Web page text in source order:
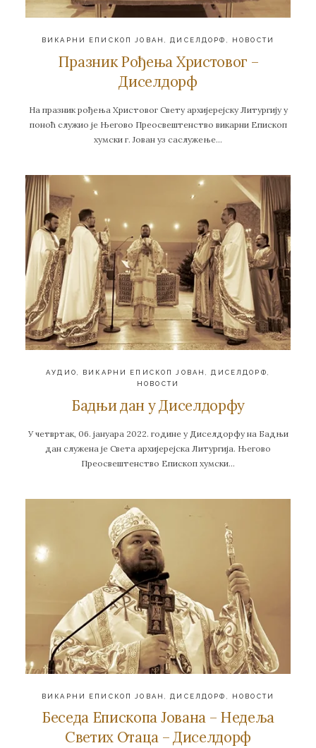
ВИКАРНИ ЕПИСКОП ЈОВАН,ДИСЕЛДОРФ , НОВОСТИ
Празник Рођења Христовог –
Диселдорф
На празник рођења Христовог Свету архијерејску Литургију у
поноћ служио је Његово Преосвештенство викарни Епископ
хумски г. Јован уз саслужење…
АУДИО ВИКАРНИ ЕПИСКОП ЈОВАН ,ДИСЕЛДОРФ
НОВОСТИ
Бадњи дан у Диселдорфу
У четвртак, 06. јануара 2022. године у Диселдорфу на Бадњи
дан служена је Света архијерејска Литургија. Његово
Преосвештенство Епископ хумски…
ВИКАРНИ ЕПИСКОП ЈОВАН ,ДИСЕЛДОРФ НОВОСТИ
Беседа Епископа Јована – Недеља
Светих Отаца – Диселдорф